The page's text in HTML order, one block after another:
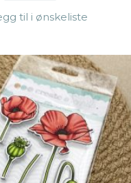
til i ønskeliste